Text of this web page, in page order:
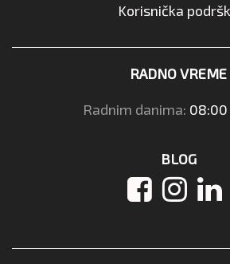
Korisnička
RADNO VREME
Radnim danima: 08:00
BLOG